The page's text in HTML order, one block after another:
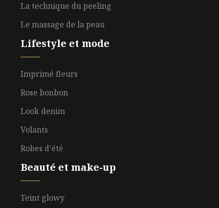
La technique du peeling
Le massage de la peau
Lifestyle et mode
Imprimé fleurs
Rose bonbon
Look denim
Volants
Robes d'été
Beauté et make-up
Teint glowy